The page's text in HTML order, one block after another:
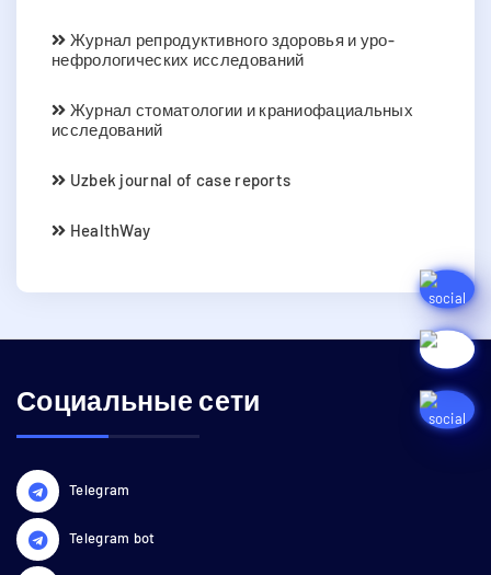
Журнал репродуктивного здоровья и уро-
нефрологических исследований
Журнал стоматологии и краниофациальных
исследований
Uzbek journal of case reports
HealthWay
Социальные сети
Telegram
Telegram bot